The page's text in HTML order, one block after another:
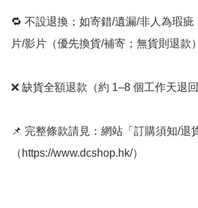
🔁 不設退換；如寄錯/遺漏/非人為瑕
片/影片（優先換貨/補寄；無貨則退款）
❌ 缺貨全額退款（約 1–8 個工作天退回
📌 完整條款請見：網站「訂購須知/退
（https://www.dcshop.hk/）